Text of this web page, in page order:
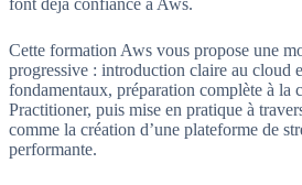
font déjà confiance à Aws.
Cette formation Aws vous propose une
progressive : introduction claire au cloud
fondamentaux, préparation complète à la
Practitioner, puis mise en pratique à
comme la création d’une plateforme de
performante.